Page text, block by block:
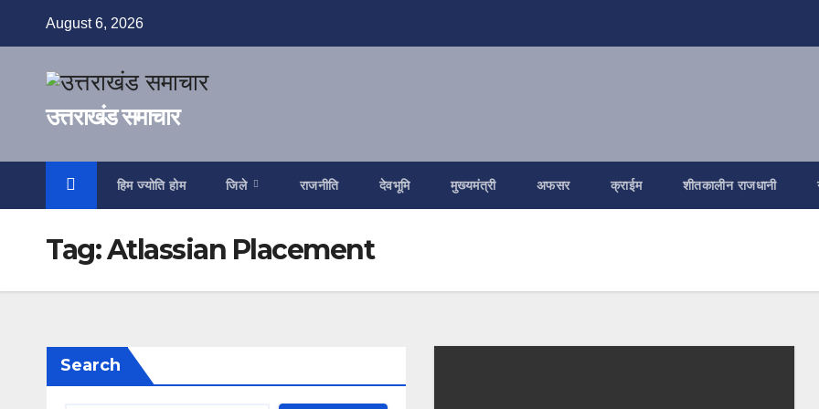
August 6, 2026
उत्तराखंड समाचार
हिम ज्योति होम जिले राजनीति देवभूमि मुख्यमंत्री अफसर क्राईम शीतकालीन राजधानी
Tag:Atlassian Placement
Search